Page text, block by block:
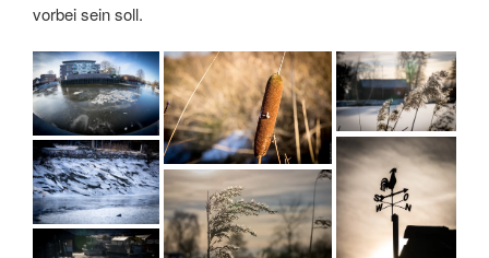
vorbei sein soll.